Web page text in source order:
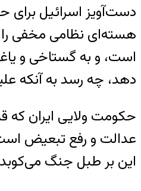
دست‌آویز اسرائیل برای
است، و به گستاخی و
دهد، چه رسد به آنکه
حکومت ولایی ایران که
عدالت و رفع تبعیض
این بر طبل جنگ